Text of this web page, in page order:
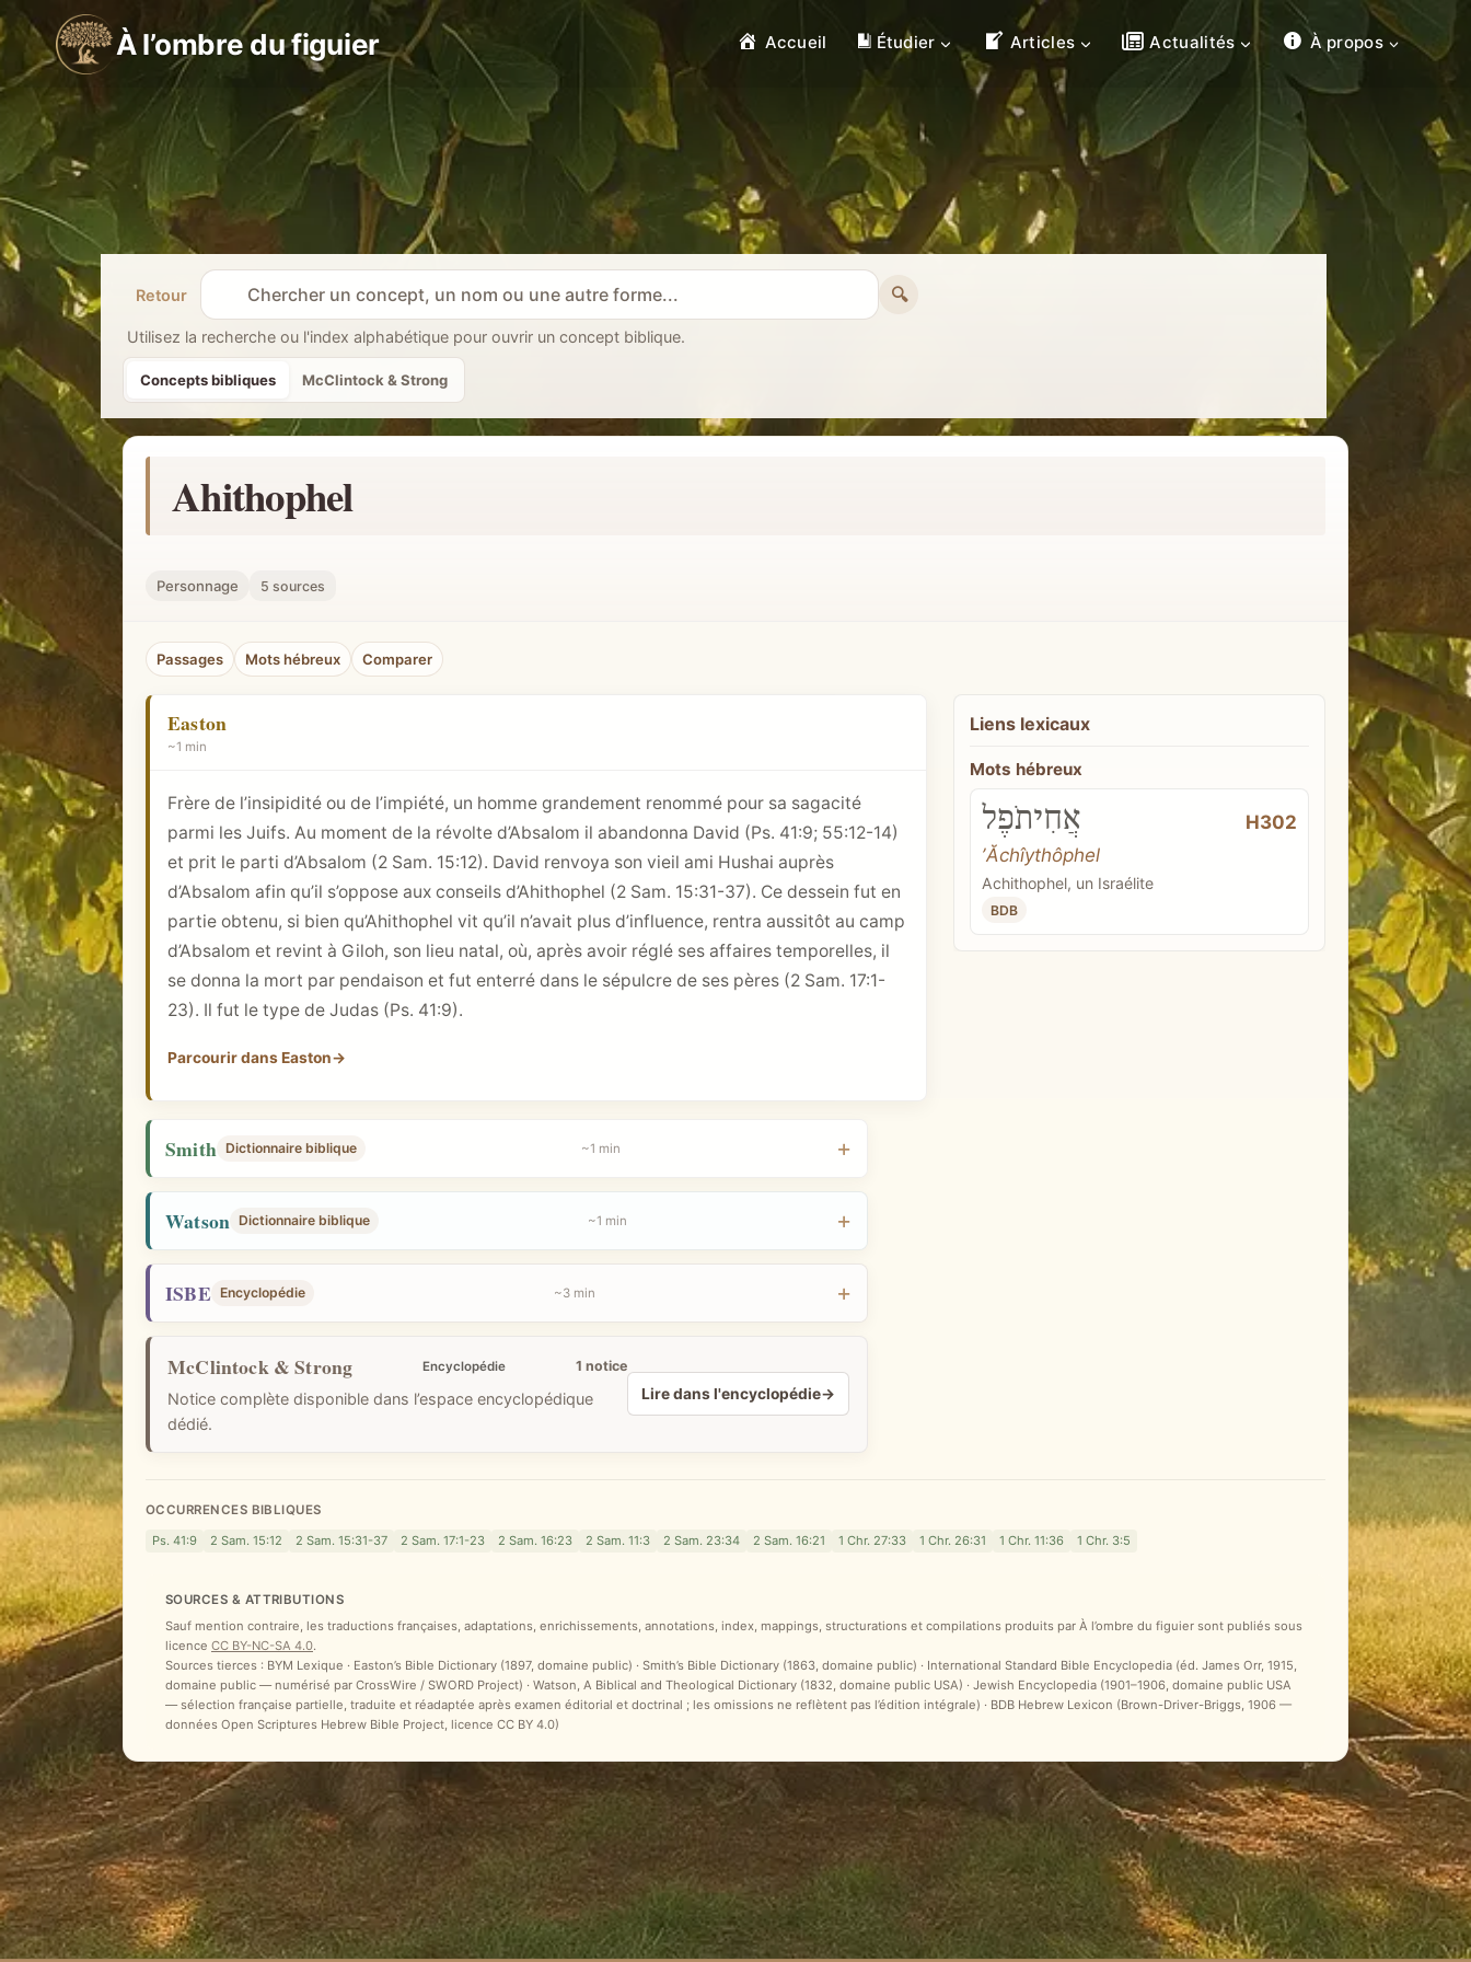
Aller
au
contenu
À l’ombre du figuier Accueil Étudier Articles Actualités À propos
Retour
R
e
e
c
h
c
n
c
p
t
b
i
b
l
i
q
🔍
Utilisez la recherche ou l'index alphabétique pour ouvrir un concept biblique.
Concepts bibliques McClintock & Strong
Ahithophel
Personnage 5 sources
Passages Mots hébreux Comparer
Liens lexicaux
Mots hébreux
אֲחִיתֹפֶל
H302
ʼĂchîythôphel
Achithophel, un Israélite
BDB
Easton
~1 min
Frère de l’insipidité ou de l’impiété, un homme grandement renommé pour sa sagacité
parmi les Juifs. Au moment de la révolte d’Absalom il abandonna David (Ps. 41:9; 55:12-14)
et prit le parti d’Absalom (2 Sam. 15:12). David renvoya son vieil ami Hushai auprès
d’Absalom afin qu’il s’oppose aux conseils d’Ahithophel (2 Sam. 15:31-37). Ce dessein fut en
partie obtenu, si bien qu’Ahithophel vit qu’il n’avait plus d’influence, rentra aussitôt au camp
d’Absalom et revint à Giloh, son lieu natal, où, après avoir réglé ses affaires temporelles, il
se donna la mort par pendaison et fut enterré dans le sépulcre de ses pères (2 Sam. 17:1-
23). Il fut le type de Judas (Ps. 41:9).
Parcourir dans Easton→
Smith Dictionnaire biblique ~1 min
Watson Dictionnaire biblique ~1 min
ISBE Encyclopédie ~3 min
McClintock & Strong Encyclopédie 1 notice
Notice complète disponible dans l’espace encyclopédique
dédié.
Lire dans l'encyclopédie→
OCCURRENCES BIBLIQUES
Ps. 41:9
2 Sam. 15:12 2 Sam. 15:31-37 2 Sam. 17:1-23 2 Sam. 16:23 2 Sam. 11:3 2 Sam. 23:34 2 Sam. 16:21 1 Chr. 27:33 1 Chr. 26:31 1 Chr. 11:36 1 Chr. 3:5
SOURCES & ATTRIBUTIONS
Sauf mention contraire, les traductions françaises, adaptations, enrichissements, annotations, index, mappings, structurations et compilations produits par À l’ombre du figuier sont publiés sous
licence CC BY-NC-SA 4.0.
Sources tierces : BYM Lexique · Easton’s Bible Dictionary (1897, domaine public) · Smith’s Bible Dictionary (1863, domaine public) · International Standard Bible Encyclopedia (éd. James Orr, 1915,
domaine public — numérisé par CrossWire / SWORD Project) · Watson, A Biblical and Theological Dictionary (1832, domaine public USA) · Jewish Encyclopedia (1901–1906, domaine public USA
— sélection française partielle, traduite et réadaptée après examen éditorial et doctrinal ; les omissions ne reflètent pas l’édition intégrale) · BDB Hebrew Lexicon (Brown-Driver-Briggs, 1906 —
données Open Scriptures Hebrew Bible Project, licence CC BY 4.0)